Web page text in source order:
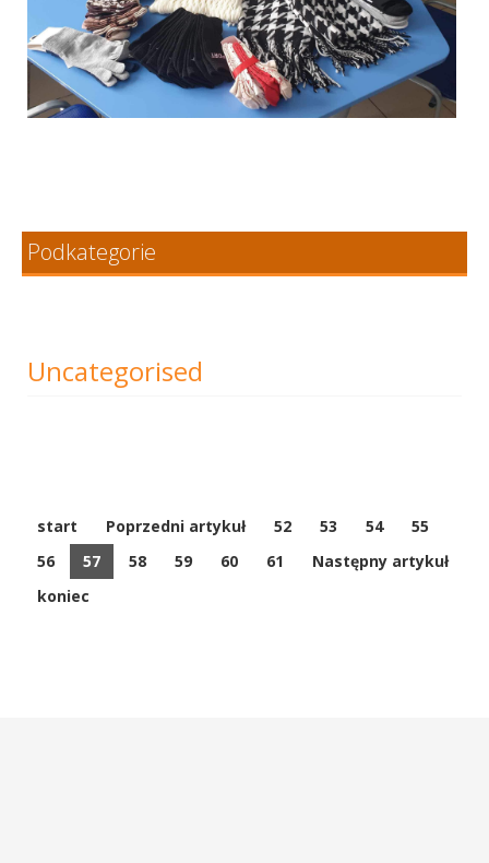
Podkategorie
Uncategorised
start Poprzedni artykuł 52 53 54
55
56
57 58 59 60 61
Następny artykuł
koniec